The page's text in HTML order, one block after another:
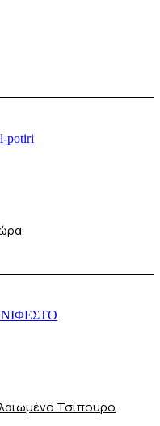
Τσίπουρο